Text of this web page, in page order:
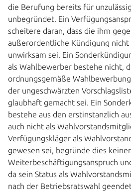
die Berufung bereits für
unbegründet. Ein
scheitere daran, dass die ihm
außerordentliche Kündigung
unwirksam sei. Ein
als Wahlbewerber bestehe nicht,
ordnungsgemäße
der ungeschwärzten
glaubhaft gemacht sei. Ein
bestehe aus den erstinstanzlich
auch nicht als
Verfügungskläger als
gewesen sei, begründe dies
Weiterbeschäftigungsanspruch
da sein Status als
nach der Betriebsratswahl